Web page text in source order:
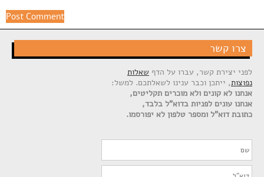
צרו קשר
לפני יצירת קשר, עברו על הדף שאלות
נפוצות, ייתכן וכבר ענינו לשאלתכם. למשל:
אנחנו לא קונים ולא מוכרים תקליטים,
אנחנו עונים לפניות בדוא"ל בלבד,
כתובת דוא"ל ומספר טלפון לא יפורסמו.